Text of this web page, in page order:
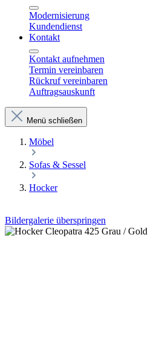
Modernisierung
Kundendienst
Kontakt
Kontakt aufnehmen
Termin vereinbaren
Rückruf vereinbaren
Auftragsauskunft
Menü schließen
Möbel
Sofas & Sessel
Hocker
Bildergalerie überspringen